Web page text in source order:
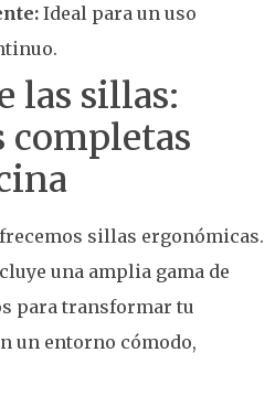
Ideal para un uso
las sillas:
completas
sillas ergonómicas.
una amplia gama de
para transformar tu
un entorno cómodo,